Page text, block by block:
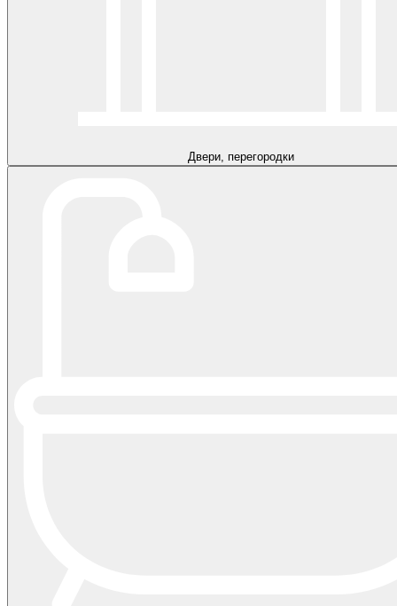
Двери, перегородки